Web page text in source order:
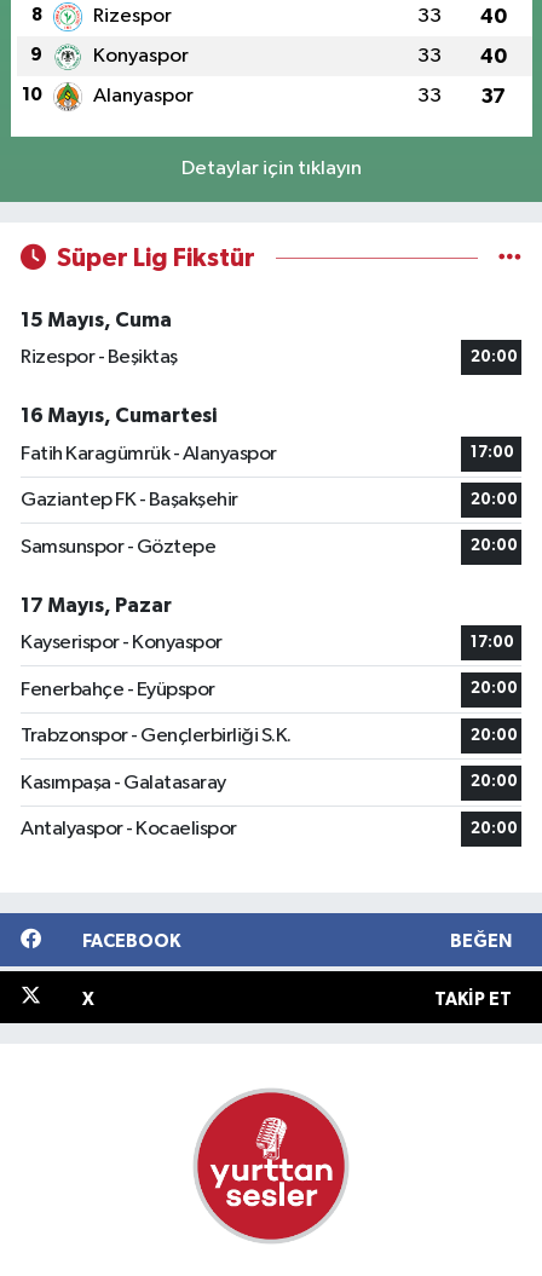
8 Rizespor 33 40
9 Konyaspor 33 40
10 Alanyaspor 33 37
Detaylar için tıklayın
Süper Lig Fikstür
15 Mayıs, Cuma
Rizespor - Beşiktaş
20:00
16 Mayıs, Cumartesi
Fatih Karagümrük - Alanyaspor
17:00
Gaziantep FK - Başakşehir 20:00
Samsunspor - Göztepe 20:00
17 Mayıs, Pazar
Kayserispor - Konyaspor
17:00
Fenerbahçe - Eyüpspor 20:00
Trabzonspor - Gençlerbirliği S.K. 20:00
Kasımpaşa - Galatasaray 20:00
Antalyaspor - Kocaelispor 20:00
FACEBOOK BEĞEN
X TAKIP ET